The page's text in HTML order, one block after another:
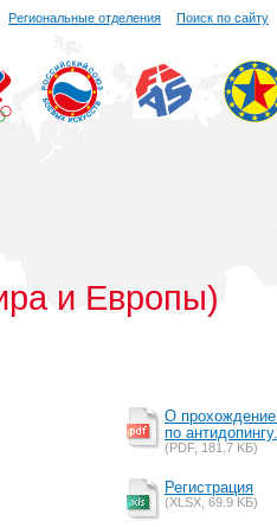
Региональные отделения Поиск по сайту
и Европы)
О
по
(PDF, 181.7 KБ)
Регистрация
(XLSX, 69.9 KБ)